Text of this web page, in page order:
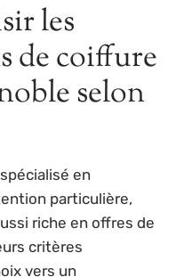
les
de coiffure
selon
en
particulière,
riche en offres de
critères
vers un